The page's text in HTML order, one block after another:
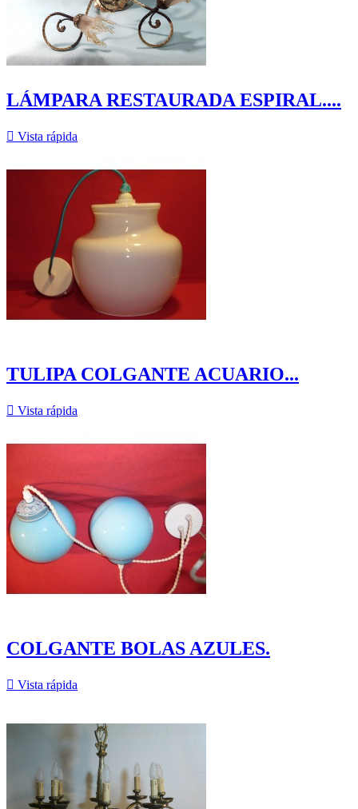
LÁMPARA RESTAURADA ESPIRAL....
 Vista rápida
TULIPA COLGANTE ACUARIO...
 Vista rápida
COLGANTE BOLAS AZULES.
 Vista rápida